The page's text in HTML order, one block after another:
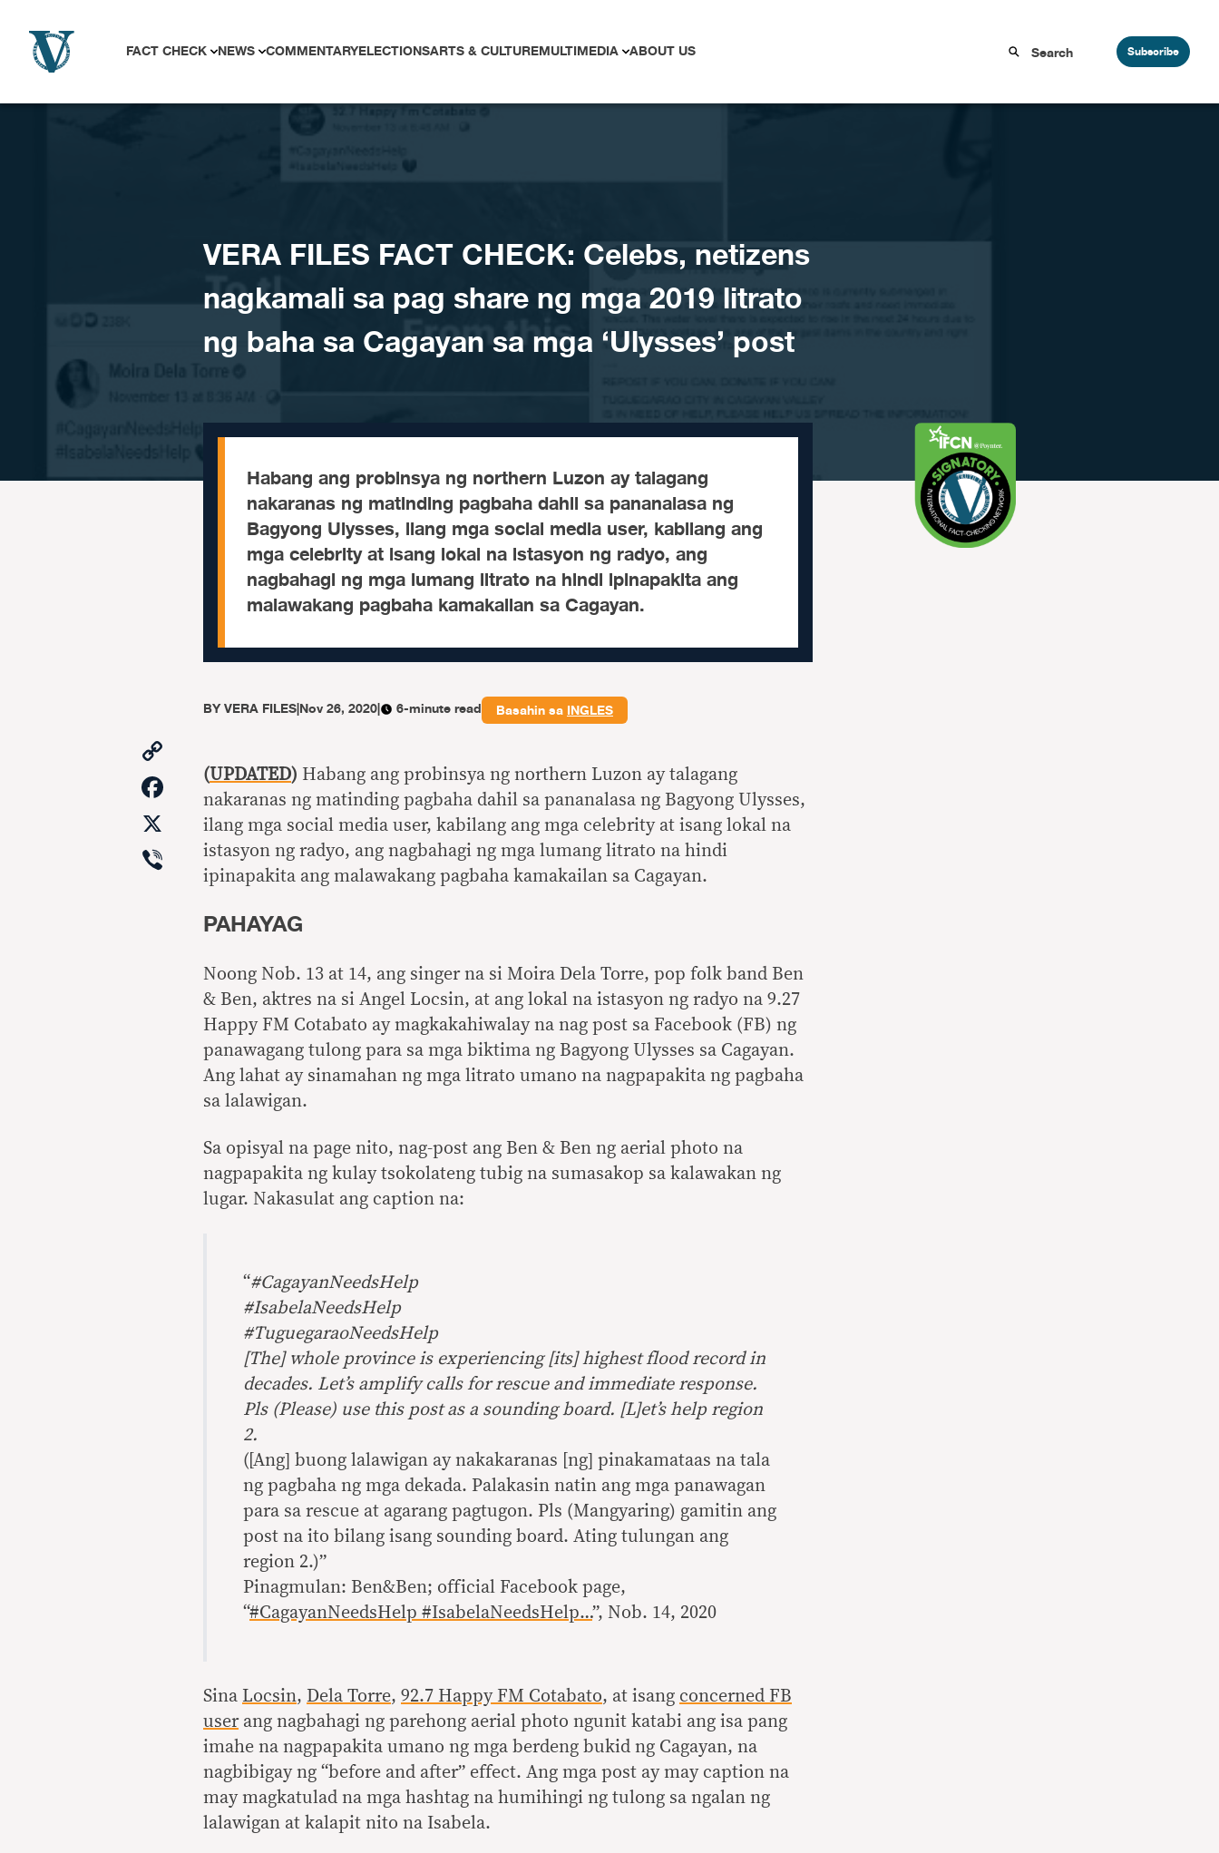
FACT CHECK NEWS COMMENTARYELECTIONSARTS & CULTUREMULTIMEDIA ABOUT US Subscribe
VERA FILES FACT CHECK: Celebs, netizens
nagkamali sa pag share ng mga 2019 litrato
ng baha sa Cagayan sa mga ‘Ulysses’ post
Habang ang probinsya ng northern Luzon ay talagang
nakaranas ng matinding pagbaha dahil sa pananalasa ng
Bagyong Ulysses, ilang mga social media user, kabilang ang
mga celebrity at isang lokal na istasyon ng radyo, ang
nagbahagi ng mga lumang litrato na hindi ipinapakita ang
malawakang pagbaha kamakailan sa Cagayan.
BYVERA FILES|Nov 26, 2020| 6-minute read Basahin saINGLES
Link
Facebook
Viber
(UPDATED) Habang ang probinsya ng northern Luzon ay talagang
nakaranas ng matinding pagbaha dahil sa pananalasa ng Bagyong Ulysses,
ilang mga social media user, kabilang ang mga celebrity at isang lokal na
istasyon ng radyo, ang nagbahagi ng mga lumang litrato na hindi
ipinapakita ang malawakang pagbaha kamakailan sa Cagayan.
PAHAYAG
Noong Nob. 13 at 14, ang singer na si Moira Dela Torre, pop folk band Ben
& Ben, aktres na si Angel Locsin, at ang lokal na istasyon ng radyo na 9.27
Happy FM Cotabato ay magkakahiwalay na nag post sa Facebook (FB) ng
panawagang tulong para sa mga biktima ng Bagyong Ulysses sa Cagayan.
Ang lahat ay sinamahan ng mga litrato umano na nagpapakita ng pagbaha
sa lalawigan.
Sa opisyal na page nito, nag-post ang Ben & Ben ng aerial photo na
nagpapakita ng kulay tsokolateng tubig na sumasakop sa kalawakan ng
lugar. Nakasulat ang caption na:
“#CagayanNeedsHelp
#IsabelaNeedsHelp
#TuguegaraoNeedsHelp
[The] whole province is experiencing [its] highest flood record in
decades. Let’s amplify calls for rescue and immediate response.
Pls (Please) use this post as a sounding board. [L]et’s help region
2.
([Ang] buong lalawigan ay nakakaranas [ng] pinakamataas na tala
ng pagbaha ng mga dekada. Palakasin natin ang mga panawagan
para sa rescue at agarang pagtugon. Pls (Mangyaring) gamitin ang
post na ito bilang isang sounding board. Ating tulungan ang
region 2.)”
Pinagmulan: Ben&Ben; official Facebook page,
“#CagayanNeedsHelp #IsabelaNeedsHelp…”, Nob. 14, 2020
Sina Locsin, Dela Torre, 92.7 Happy FM Cotabato, at isang concerned FB
userang nagbahagi ng parehong aerial photo ngunit katabi ang isa pang
imahe na nagpapakita umano ng mga berdeng bukid ng Cagayan, na
nagbibigay ng “before and after” effect. Ang mga post ay may caption na
may magkatulad na mga hashtag na humihingi ng tulong sa ngalan ng
lalawigan at kalapit nito na Isabela.